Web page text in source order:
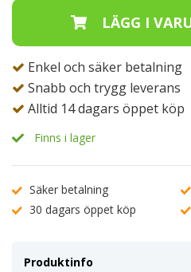
Enkel och säker betalning
Snabb och trygg leverans
Alltid 14 dagars öppet köp
Finns i lager
Säker betalning
30 dagars öppet köp
Produktinfo